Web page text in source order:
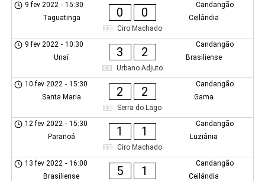
Candangão
9 fev 2022 - 15:30
Taguatinga
0 0
Ceilândia
Ciro Machado
Candangão
9 fev 2022 - 10:30
Unaí
3 2
Brasiliense
Urbano Adjuto
Candangão
10 fev 2022 - 15:30
Santa Maria
2 2
Gama
Serra do Lago
Candangão
12 fev 2022 - 15:30
Paranoá
1 1
Luziânia
Ciro Machado
Candangão
13 fev 2022 - 16:00
Brasiliense
5 1
Ceilândia